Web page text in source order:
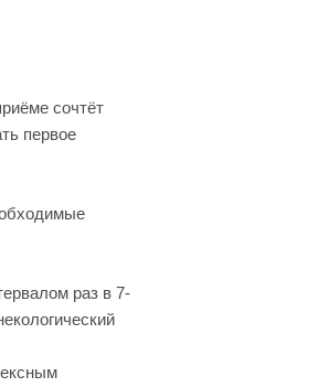
сочтёт
первое
раз в 7-